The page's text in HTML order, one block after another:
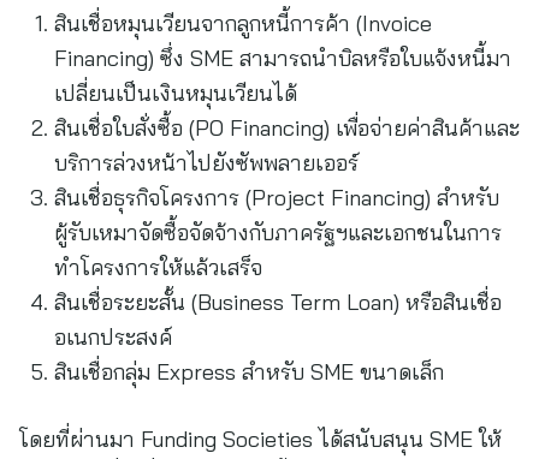
สินเชื่อหมุนเวียนจากลูกหนี้การค้า (Invoice
Financing) ซึ่ง SME สามารถนำบิลหรือใบแจ้งหนี้มา
เปลี่ยนเป็นเงินหมุนเวียนได้
สินเชื่อใบสั่งซื้อ (PO Financing) เพื่อจ่ายค่าสินค้าและ
บริการล่วงหน้าไปยังซัพพลายเออร์
สินเชื่อธุรกิจโครงการ (Project Financing) สำหรับ
ผู้รับเหมาจัดซื้อจัดจ้างกับภาครัฐฯและเอกชนในการ
ทำโครงการให้แล้วเสร็จ
สินเชื่อระยะสั้น (Business Term Loan) หรือสินเชื่อ
อเนกประสงค์
สินเชื่อกลุ่ม Express สำหรับ SME ขนาดเล็ก
โดยที่ผ่านมา Funding Societies ได้สนับสนุน SME ให้